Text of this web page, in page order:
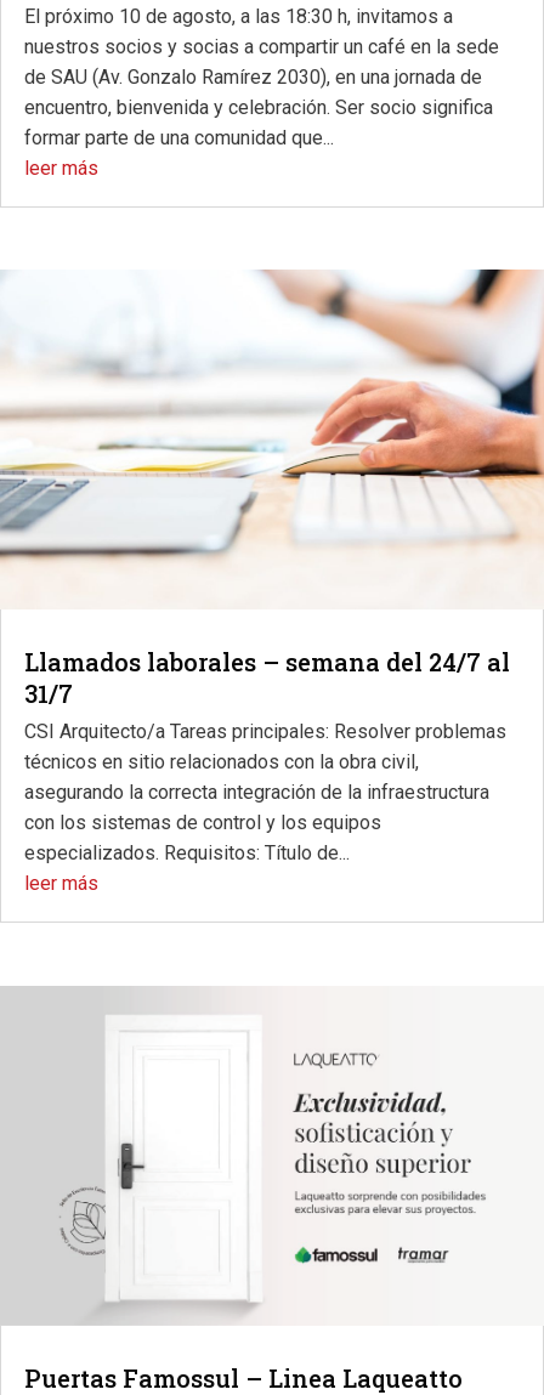
El próximo 10 de agosto, a las 18:30 h, invitamos a
nuestros socios y socias a compartir un café en la sede
de SAU (Av. Gonzalo Ramírez 2030), en una jornada de
encuentro, bienvenida y celebración. Ser socio significa
formar parte de una comunidad que...
leer más
Llamados laborales – semana del 24/7 al
31/7
CSI Arquitecto/a Tareas principales: Resolver problemas
técnicos en sitio relacionados con la obra civil,
asegurando la correcta integración de la infraestructura
con los sistemas de control y los equipos
especializados. Requisitos: Título de...
leer más
Puertas Famossul – Linea Laqueatto